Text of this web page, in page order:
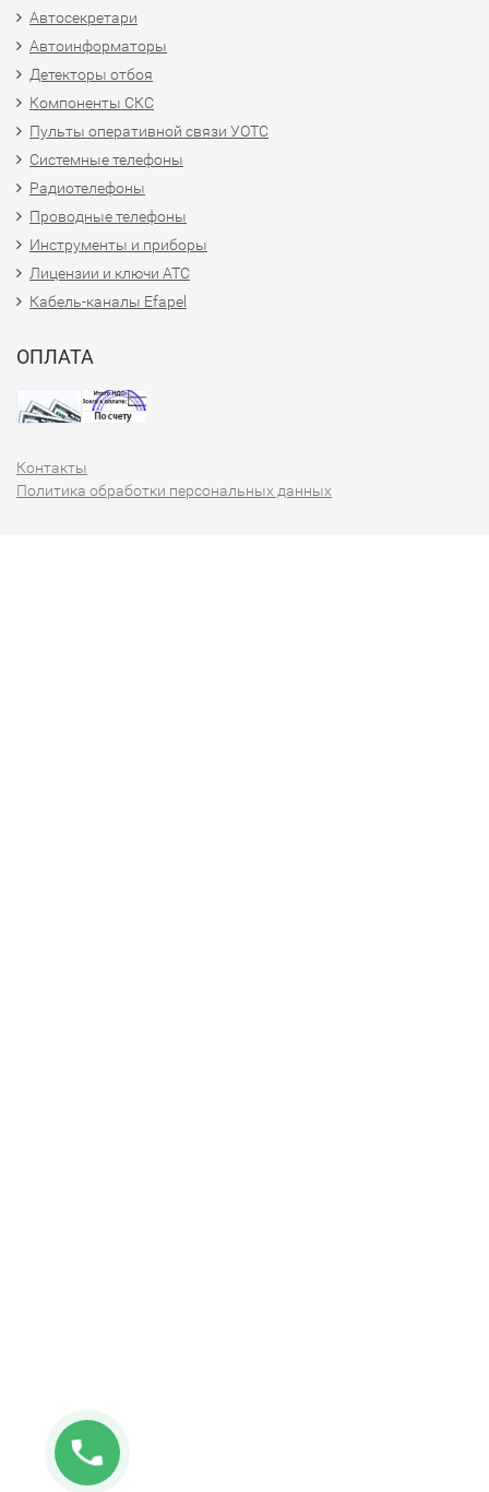
Автосекретари
Автоинформаторы
Детекторы отбоя
Компоненты СКС
Пульты оперативной связи УОТС
Системные телефоны
Радиотелефоны
Проводные телефоны
Инструменты и приборы
Лицензии и ключи АТС
Кабель-каналы Efapel
ОПЛАТА
Контакты
Политика обработки персональных данных